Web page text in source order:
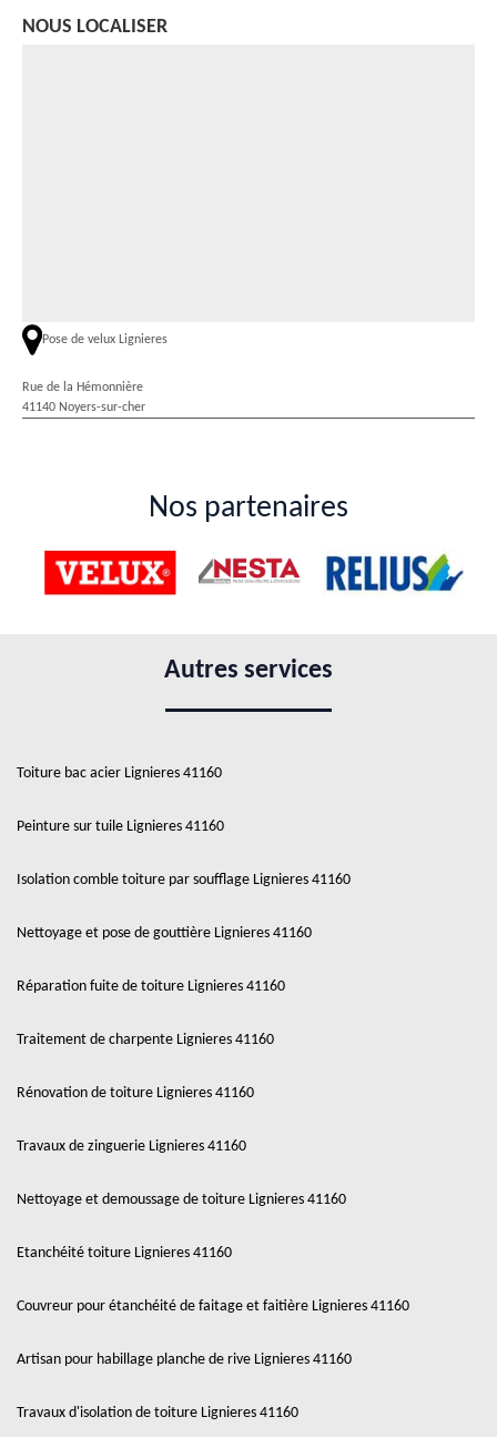
NOUS LOCALISER
Pose de velux Lignieres
Rue de la Hémonnière
41140 Noyers-sur-cher
Nos partenaires
Autres services
Toiture bac acier Lignieres 41160
Peinture sur tuile Lignieres 41160
Isolation comble toiture par soufflage Lignieres 41160
Nettoyage et pose de gouttière Lignieres 41160
Réparation fuite de toiture Lignieres 41160
Traitement de charpente Lignieres 41160
Rénovation de toiture Lignieres 41160
Travaux de zinguerie Lignieres 41160
Nettoyage et demoussage de toiture Lignieres 41160
Etanchéité toiture Lignieres 41160
Couvreur pour étanchéité de faitage et faitière Lignieres 41160
Artisan pour habillage planche de rive Lignieres 41160
Travaux d'isolation de toiture Lignieres 41160